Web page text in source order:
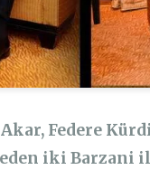
Federe
iki Barzani